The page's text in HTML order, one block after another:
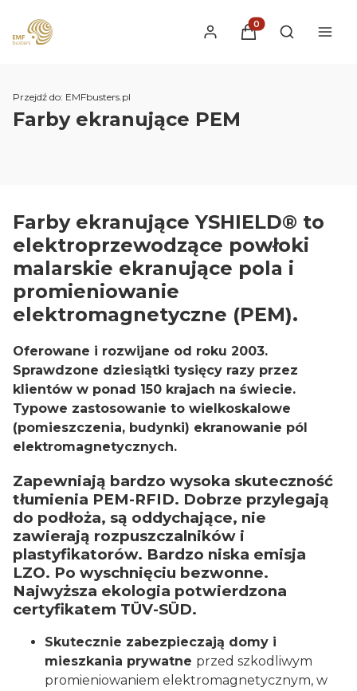
Produkty w
Otwórz
Przejdź do: EMFbusters.pl
Farby ekranujące PEM
Farby ekranujące YSHIELD® to
elektroprzewodzące powłoki
malarskie ekranujące pola i
promieniowanie
elektromagnetyczne (PEM).
Oferowane i rozwijane od roku 2003.
Sprawdzone dziesiątki tysięcy razy przez
klientów w ponad 150 krajach na świecie.
Typowe zastosowanie to wielkoskalowe
(pomieszczenia, budynki) ekranowanie pól
elektromagnetycznych.
Zapewniają bardzo wysoka skuteczność
tłumienia PEM-RFID. Dobrze przylegają
do podłoża, są oddychające, nie
zawierają rozpuszczalników i
plastyfikatorów. Bardzo niska emisja
LZO. Po wyschnięciu bezwonne.
Najwyższa ekologia potwierdzona
certyfikatem TÜV-SÜD.
Skutecznie zabezpieczają domy i
mieszkania prywatne przed szkodliwym
promieniowaniem elektromagnetycznym, w